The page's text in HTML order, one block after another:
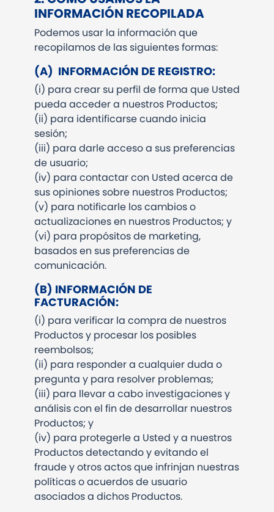
INFORMACIÓN RECOPILADA
Podemos usar la información que
recopilamos de las siguientes formas:
(A) INFORMACIÓN DE REGISTRO:
(i) para crear su perfil de forma que Usted
pueda acceder a nuestros Productos;
(ii) para identificarse cuando inicia
sesión;
(iii) para darle acceso a sus preferencias
de usuario;
(iv) para contactar con Usted acerca de
sus opiniones sobre nuestros Productos;
(v) para notificarle los cambios o
actualizaciones en nuestros Productos; y
(vi) para propósitos de marketing,
basados en sus preferencias de
comunicación.
(B) INFORMACIÓN DE
FACTURACIÓN:
(i) para verificar la compra de nuestros
Productos y procesar los posibles
reembolsos;
(ii) para responder a cualquier duda o
pregunta y para resolver problemas;
(iii) para llevar a cabo investigaciones y
análisis con el fin de desarrollar nuestros
Productos; y
(iv) para protegerle a Usted y a nuestros
Productos detectando y evitando el
fraude y otros actos que infrinjan nuestras
políticas o acuerdos de usuario
asociados a dichos Productos.